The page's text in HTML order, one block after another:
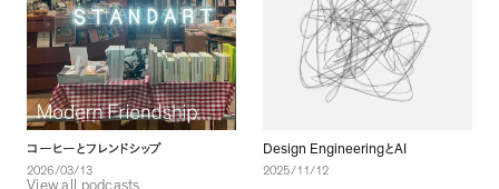
コーヒーとフレンドシップ
2026/03/13
Design EngineeringとAI
2025/11/12